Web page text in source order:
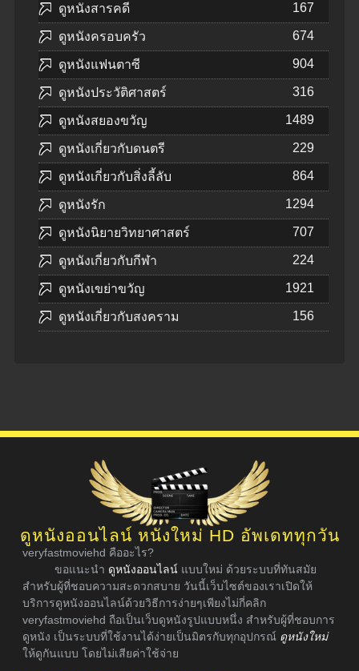
ดูหนังสารคดี 167
ดูหนังครอบครัว 674
ดูหนังแฟนตาซี 904
ดูหนังประวัติศาสตร์ 316
ดูหนังสยองขวัญ 1489
ดูหนังเกี่ยวกับดนตรี 229
ดูหนังเกี่ยวกับสิ่งลี้ลับ 864
ดูหนังรัก 1294
ดูหนังนิยายวิทยาศาสตร์ 707
ดูหนังเกี่ยวกับกีฬา 224
ดูหนังเขย่าขวัญ 1921
ดูหนังเกี่ยวกับสงคราม 156
ดูหนังออนไลน์ หนังใหม่ HD อัพเดททุกวัน
veryfastmoviehd คืออะไร?
ขอแนะนำ ดูหนังออนไลน์ แบบใหม่ ด้วยระบบที่ทันสมัย
สำหรับผู้ที่ชอบความสะดวกสบาย วันนี้เว็บไซต์ของเราเปิดให้
บริการดูหนังออนไลน์ด้วยวิธีการง่ายๆเพียงไม่กี่คลิก
veryfastmoviehd ถือเป็นเว็บดูหนังรูปแบบหนึ่ง สำหรับผู้ที่ชอบการ
ดูหนัง เป็นระบบที่ใช้งานได้ง่ายเป็นมิตรกับทุกอุปกรณ์ ดูหนังใหม่
ให้ดูกันแบบ โดยไม่เสียค่าใช้จ่าย